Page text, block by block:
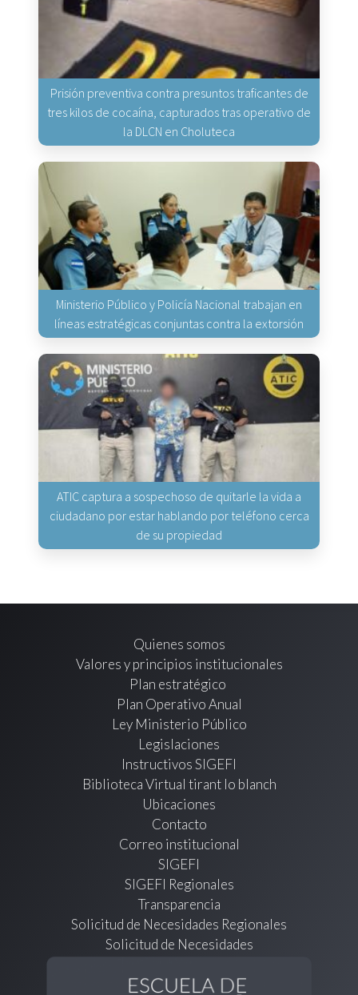
Prisión preventiva contra presuntos traficantes de
tres kilos de cocaína, capturados tras operativo de
la DLCN en Choluteca
Ministerio Público y Policía Nacional trabajan en
líneas estratégicas conjuntas contra la extorsión
ATIC captura a sospechoso de quitarle la vida a
ciudadano por estar hablando por teléfono cerca
de su propiedad
Quienes somos
Valores y principios institucionales
Plan estratégico
Plan Operativo Anual
Ley Ministerio Público
Legislaciones
Instructivos SIGEFI
Biblioteca Virtual tirant lo blanch
Ubicaciones
Contacto
Correo institucional
SIGEFI
SIGEFI Regionales
Transparencia
Solicitud de Necesidades Regionales
Solicitud de Necesidades